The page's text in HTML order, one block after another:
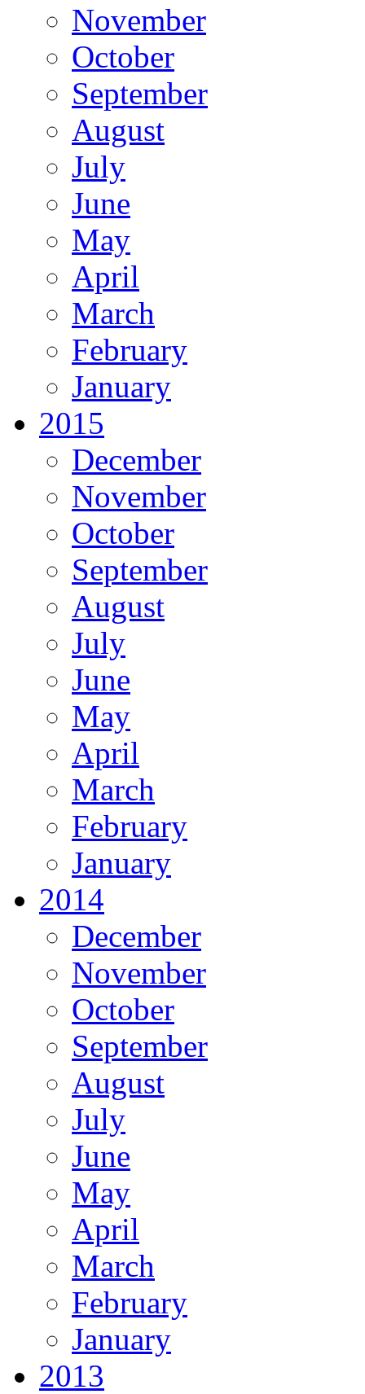
November
October
September
August
July
June
May
April
March
February
January
2015
December
November
October
September
August
July
June
May
April
March
February
January
2014
December
November
October
September
August
July
June
May
April
March
February
January
2013